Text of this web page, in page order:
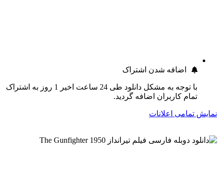
اضافه شدن اشتراک
با توجه به مشکل دانلود طی 24 ساعت اخیر 1 روز به اشتراک
تمام کاربران اضافه گردید.
نمایش تمامی اعلانات